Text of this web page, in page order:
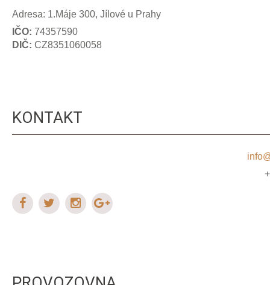
Adresa: 1.Máje 300, Jílové u Prahy
IČO: 74357590
DIČ: CZ8351060058
KONTAKT